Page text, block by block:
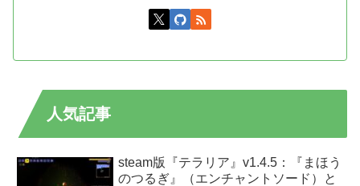
人気記事
steam版『テラリア』v1.4.5：『まほう
のつるぎ』（エンチャントソード）と